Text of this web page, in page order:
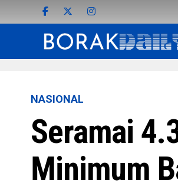
NASIONAL
Seramai
Minimum